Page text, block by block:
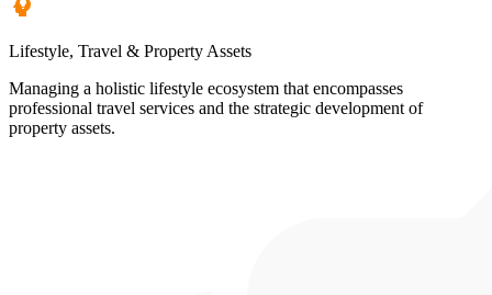
Lifestyle, Travel & Property Assets
Managing a holistic lifestyle ecosystem that encompasses
professional travel services and the strategic development of
property assets.